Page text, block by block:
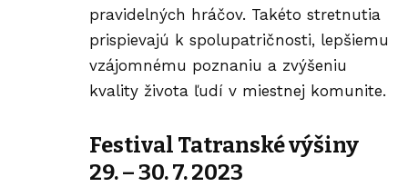
pravidelných hráčov. Takéto stretnutia
prispievajú k spolupatričnosti, lepšiemu
vzájomnému poznaniu a zvýšeniu
kvality života ľudí v miestnej komunite.
Festival Tatranské výšiny
29. – 30. 7. 2023